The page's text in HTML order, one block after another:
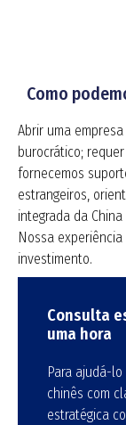
Como
Abrir uma
burocrático;
fornecemos
estrangeiros,
integrada da
Nossa
investimento.
Consulta
uma hora
Para ajudá-
chinês com
estratégica